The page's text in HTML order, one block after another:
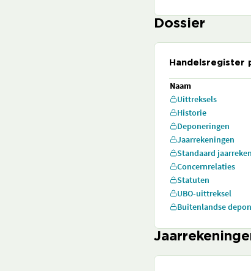
Dossier
Handelsregister
Naam
Uittreksels
Historie
Deponeringen
Jaarrekeningen
Standaard
Concernrelaties
Statuten
UBO-uittreksel
Buitenlandse